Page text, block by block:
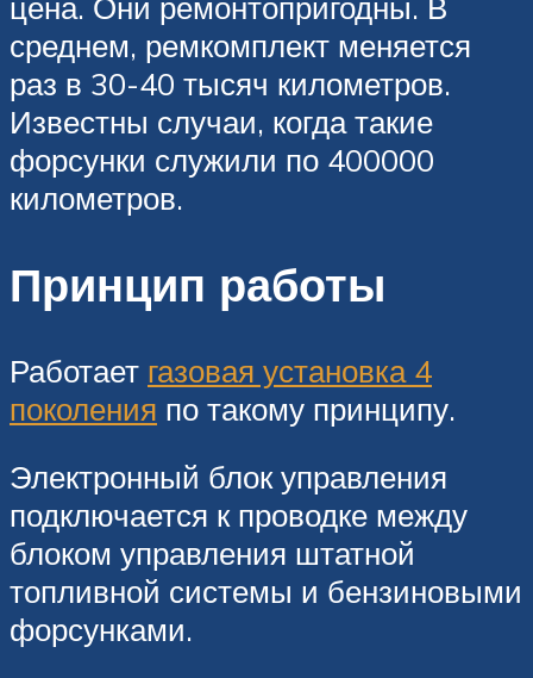
среднем, ремкомплект меняется
раз в 30-40 тысяч километров.
Известны случаи, когда такие
форсунки служили по 400000
километров.
Принцип работы
Работает газовая установка 4
поколения по такому принципу.
Электронный блок управления
подключается к проводке между
блоком управления штатной
топливной системы и бензиновыми
форсунками.